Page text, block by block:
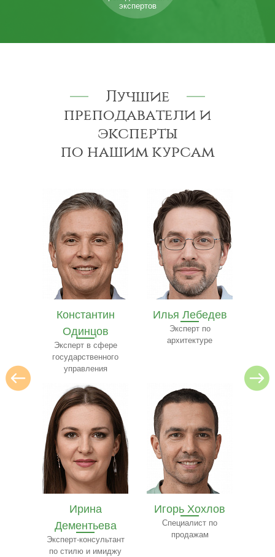
экспертов
Лучшие
преподаватели и
эксперты
по нашим курсам
Константин
Одинцов
Эксперт в сфере
государственного
управления
Ирина
Дементьева
Эксперт-консультант
по стилю и имиджу
Илья Лебедев
Эксперт по
архитектуре
Игорь Хохлов
Специалист по
продажам